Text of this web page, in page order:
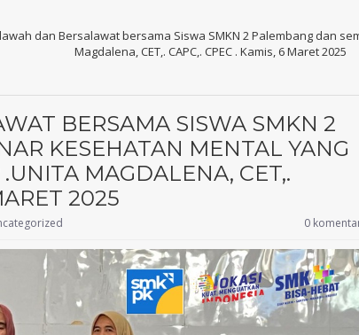
dan Bersalawat bersama Siswa SMKN 2 Palembang dan
Magdalena, CET,. CAPC,. CPEC . Kamis, 6 Maret 2025
BERSAMA SISWA SMKN 2
KESEHATAN MENTAL YANG
MAGDALENA, CET,.
2025
0